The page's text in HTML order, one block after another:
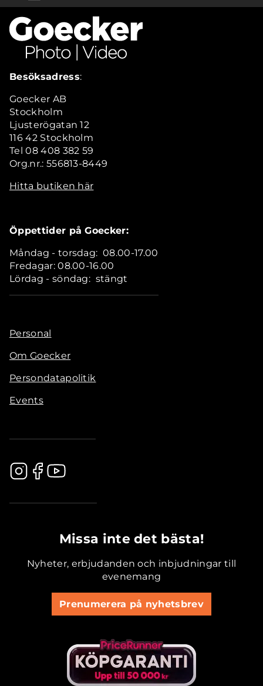
Besöksadress:
Goecker AB
Stockholm
Ljusterögatan 12
116 42 Stockholm
Tel 08 408 382 59
Org.nr.: 556813-8449
Hitta butiken här
Öppettider på Goecker:
Måndag - torsdag: 08.00-17.00
Fredagar: 08.00-16.00
Lördag - söndag: stängt
Personal
Om Goecker
Persondatapolitik
Events
Missa inte det bästa!
Nyheter, erbjudanden och inbjudningar till
evenemang
Prenumerera på nyhetsbrev